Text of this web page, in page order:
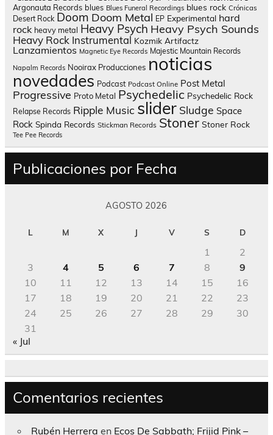
Argonauta Records blues Blues Funeral Recordings blues rock Crónicas
Desert Rock Doom Doom Metal EP Experimental hard
rock heavy metal Heavy Psych Heavy Psych Sounds
Heavy Rock Instrumental Kozmik Artifactz
Lanzamientos Magnetic Eye Records Majestic Mountain Records
Napalm Records Nooirax Producciones noticias
novedades Podcast Podcast Online Post Metal
Progressive Proto Metal Psychedelic Psychedelic Rock
Relapse Records Ripple Music slider Sludge Space
Rock Spinda Records Stickman Records Stoner Stoner Rock
Tee Pee Records
Publicaciones por Fecha
AGOSTO 2026
L M X J V S D
1
2
3
4 5 6 7 8
9
10
11 12 13 14 15
16
17
18 19 20 21 22
23
24
25 26 27 28 29
30
31
« Jul
Comentarios recientes
Rubén Herrera en Ecos De Sabbath; Frijid Pink –